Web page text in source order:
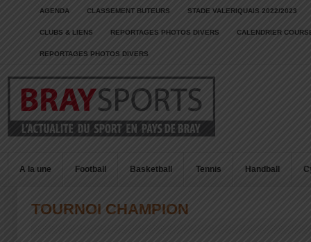
AGENDA CLASSEMENT BUTEURS STADE VALERIQUAIS 2022/2023
CLUBS & LIENS REPORTAGES PHOTOS DIVERS CALENDRIER
REPORTAGES PHOTOS DIVERS
A la une Football Basketball Tennis Handball
TOURNOI CHAMPION